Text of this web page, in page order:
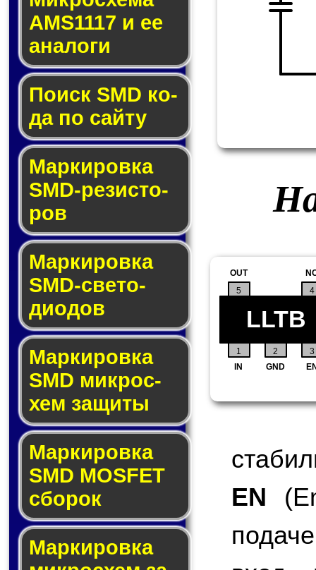
AMS1117 и ее
ана­ло­ги
Поиск SMD ко­
да по сай­ту
Маркировка
SMD-ре­зис­то­
ров
Маркировка
SMD-све­то­
дио­дов
Мар­ки­ров­ка
SMD мик­рос­
хем защиты
Мар­ки­ров­ка
SMD MOSFET
сбо­рок
Мар­ки­ров­ка
1 2 3
4
IN GND
5
OUT
LLTB
EN